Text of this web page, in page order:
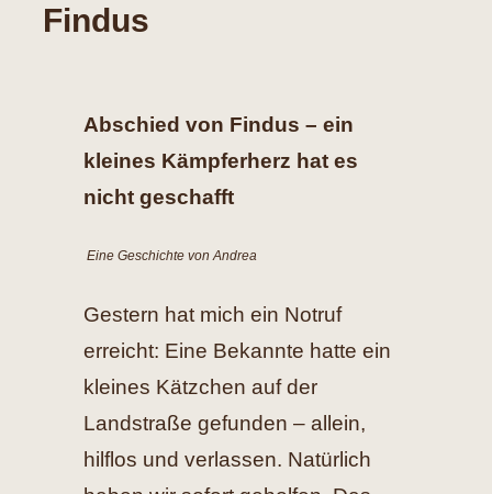
Kontakt
Findus
Abschied von Findus – ein
kleines Kämpferherz hat es
nicht geschafft
Eine Geschichte vonAndrea
Gestern hat mich ein Notruf
erreicht: Eine Bekannte hatte ein
kleines Kätzchen auf der
Landstraße gefunden – allein,
hilflos und verlassen. Natürlich